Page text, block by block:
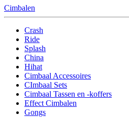
Cimbalen
Crash
Ride
Splash
China
Hihat
Cimbaal Accessoires
CImbaal Sets
Cimbaal Tassen en -koffers
Effect Cimbalen
Gongs